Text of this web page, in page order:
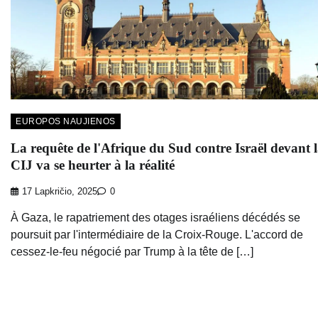
EUROPOS NAUJIENOS
La requête de l'Afrique du Sud contre Israël devant
CIJ va se heurter à la réalité
17 Lapkričio, 2025 0
À Gaza, le rapatriement des otages israéliens décédés se
poursuit par l'intermédiaire de la Croix-Rouge. L'accord de
cessez-le-feu négocié par Trump à la tête de […]